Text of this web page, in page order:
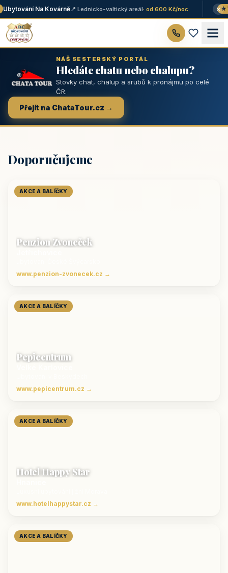
Na Kovárně📍 Lednicko-valtický areál· od 600 Kč/noc ★
×
NÁŠ SESTERSKÝ PORTÁL
Hledáte chatu nebo chalupu?
Stovky chat, chalup a srubů k pronájmu po celé
ČR.
Přejít na ChataTour.cz →
Doporučujeme
AKCE A BALÍČKY
Penzion Zvoneček
www.penzion-zvonecek.cz →
AKCE A BALÍČKY
Pepicentrum
www.pepicentrum.cz →
AKCE A BALÍČKY
Hotel Happy Star
www.hotelhappystar.cz →
AKCE A BALÍČKY